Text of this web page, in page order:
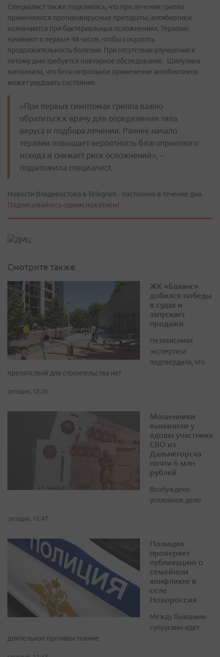
Специалист также поделилась, что при лечении гриппа
применяются противовирусные препараты, антибиотики
назначаются при бактериальных осложнениях. Терапию
начинают в первые 48 часов, чтобы сократить
продолжительность болезни. При отсутствии улучшения к
пятому дню требуется повторное обследование. Шипулина
напомнила, что бесконтрольное применение антибиотиков
может ухудшить состояние.
«При первых симптомах гриппа важно
обратиться к врачу для определения типа
вируса и подбора лечения. Раннее начало
терапии повышает вероятность благоприятного
исхода и снижает риск осложнений», –
подытожила специалист.
Новости Владивостока в Telegram - постоянно в течение дня.
Подписывайтесь одним нажатием!
Смотрите также
ЖК «Баланс»
добился победы
в судах и
запускает
продажи
Независимая
экспертиза
подтвердила, что
препятствий для строительства нет
сегодня, 12:26
Мошенники
выманили у
вдовы участника
СВО из
Дальнегорска
почти 6 млн
рублей
Возбуждено
уголовное дело
сегодня, 12:47
Полиция
проверяет
публикацию о
семейном
конфликте в
селе
Новороссия
Между бывшими
супругами идет
длительное противостояние